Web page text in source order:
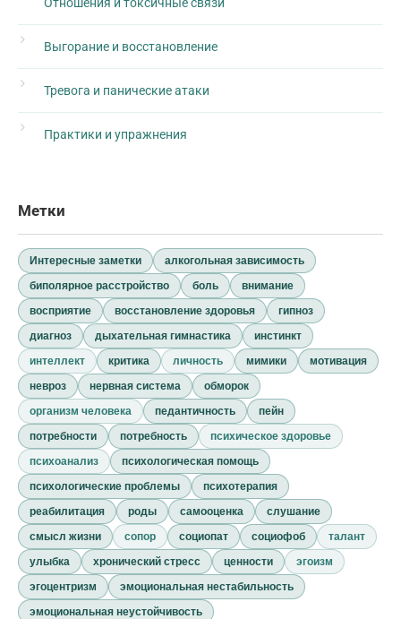
Выгорание и восстановление
Тревога и панические атаки
Практики и упражнения
Метки
Интересные заметки
алкогольная зависимость
биполярное расстройство
боль
внимание
восприятие
восстановление здоровья
гипноз
диагноз
дыхательная гимнастика
инстинкт
интеллект
критика личность мимики
мотивация
невроз
нервная система
обморок
организм человека
педантичность
пейн
потребности
потребность
психическое здоровье
психоанализ
психологическая помощь
психологические проблемы
психотерапия
реабилитация
роды самооценка
слушание
смысл жизни
сопор социопат социофоб
талант
улыбка
хронический стресс ценности
эгоизм
эгоцентризм
эмоциональная нестабильность
эмоциональная неустойчивость